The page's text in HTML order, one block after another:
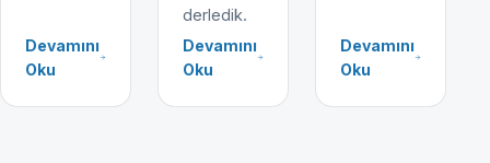
Devamını
Oku
derledik.
Devamını
Oku
Devamını
Oku